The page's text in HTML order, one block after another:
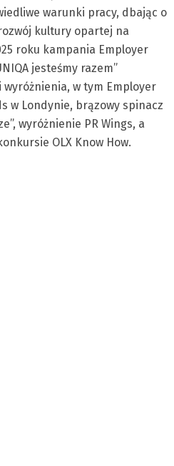
warunki pracy, dbając o
kultury opartej na
roku kampania Employer
jesteśmy razem”
w tym Employer
w Londynie, brązowy spinacz
wyróżnienie PR Wings, a
OLX Know How.